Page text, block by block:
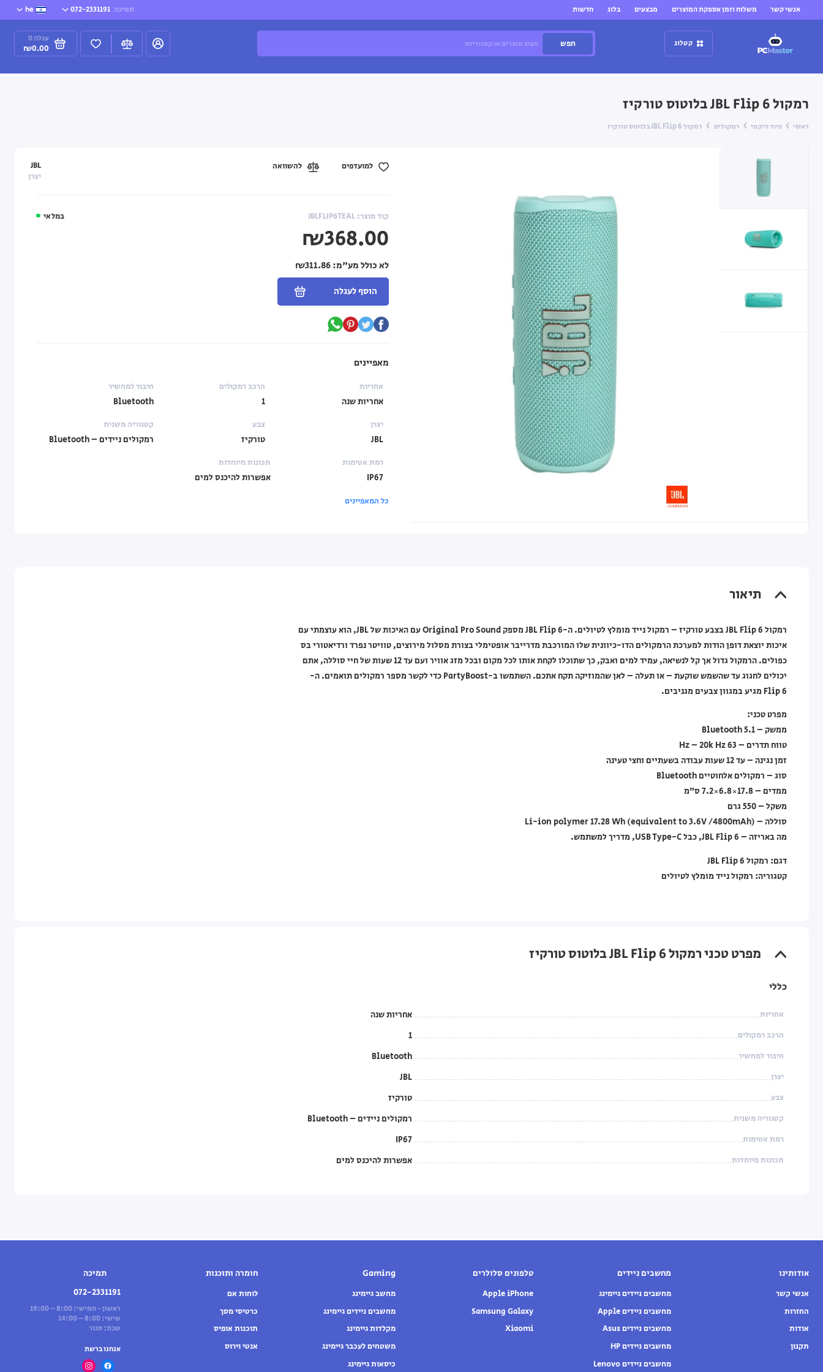
אנשי קשר משלוח וזמן אספקת המוצרים מבצעים בלוג חדשות תמיכה 072-2331191
he
קטלוג חפש עגלה 0
₪0.00
רמקול JBL Flip 6 בלוטוס טורקיז
ראשי ציוד היקפי רמקולים רמקול JBL Flip 6 בלוטוס טורקיז
במלאי קוד מוצר: JBLFLIP6TEAL
JBL
יצרן
₪368.00
לא כולל מע"מ:
הוסף לעגלה
למועדפים להשוואה
מאפיינים
אחריות
אחריות שנה
הרכב רמקולים
1
חיבור למחשיר
Bluetooth
יצרן
JBL
צבע
טורקיז
קטגוריה משנית
רמקולים ניידים – Bluetooth
רמת אטימות
IP67
תכונות מיוחדות
אפשרות להיכנס למים
כל המאפיינים
תיאור
רמקול JBL Flip 6 בצבע טורקיז – רמקול נייד מומלץ לטיולים. ה-JBL Flip 6 מספק Original Pro Sound עם האיכות של JBL, הוא עוצמתי עם
איכות יוצאת דופן הודות למערכת הרמקולים הדו-כיוונית שלו המורכבת מדרייבר אופטימלי בצורת מסלול מירוצים, טוויטר נפרד ורדיאטורי בס
כפולים. הרמקול גדול אך קל לנשיאה, עמיד למים ואבק, כך שתוכלו לקחת אותו לכל מקום ובכל מזג אוויר ועם עד 12 שעות של חיי סוללה, אתם
יכולים לחגוג עד שהשמש שוקעת – או תעלה – לאן שהמוזיקה תקח אתכם. השתמשו ב-PartyBoost כדי לקשר מספר רמקולים תואמים. ה-
Flip 6 מגיע במגוון צבעים מגניבים.
מפרט טכני:
ממשק – Bluetooth 5.1
טווח תדרים – 63 Hz – 20k Hz
זמן נגינה – עד 12 שעות עבודה בשעתיים וחצי טעינה
סוג – רמקולים אלחוטיים Bluetooth
ממדים – 17.8×6.8×7.2 ס”מ
משקל – 550 גרם
סוללה – Li-ion polymer 17.28 Wh (equivalent to 3.6V /4800mAh)
מה באריזה – JBL Flip 6, כבל USB Type-C, מדריך למשתמש.
דגם: רמקול JBL Flip 6
קטגוריה: רמקול נייד מומלץ לטיולים
מפרט טכני רמקול JBL Flip 6 בלוטוס טורקיז
כללי
אחריות אחריות שנה
הרכב רמקולים 1
חיבור למחשיר Bluetooth
יצרן JBL
צבע טורקיז
קטגוריה משנית רמקולים ניידים – Bluetooth
רמת אטימות IP67
תכונות מיוחדות אפשרות להיכנס למים
אודותינו
אנשי קשר
החזרות
אודות
תקנון
מחשבים ניידים
מחשבים ניידים גיימינג
מחשבים ניידים Apple
מחשבים ניידים Asus
מחשבים ניידים HP
מחשבים ניידים Lenovo
טלפונים סלולרים
Apple iPhone
Samsung Galaxy
Xiaomi
Gaming
מחשב גיימינג
מחשבים ניידים גיימינג
מקלדות גיימינג
משטחים לעכבר גיימינג
כיסאות גיימינג
חומרה ותוכנות
לוחות אם
כרטיסי מסך
תוכנות אופיס
אנטי וירוס
תמיכה
072-2331191
ראשון - חמישי: 8:00 – 19:00
שישי: 8:00 – 14:00
שבת: סגור
אנחנו ברשת